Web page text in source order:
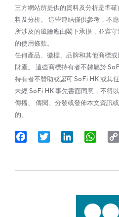
三方網站所提供的資料及分析是準
料及分析。 這些連結僅供參考，不
所涉及的風險應由閣下承擔，並遵
的使用條款。
任何產品、徽標、品牌和其他商標
財產。 這些商標持有者不隸屬於
持有者不贊助或認可 SoFi HK 或其任
未經 SoFi HK 事先書面同意，不得
傳播、 傳閱、分發或發佈本文資訊
的。
FacebookTwitter LinkedIn